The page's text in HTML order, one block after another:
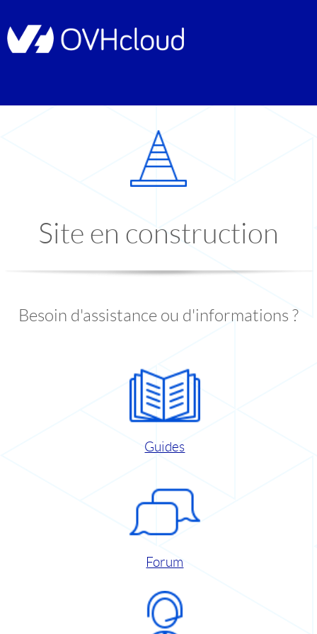
Site en construction
Besoin d'assistance ou d'informations ?
Guides
Forum